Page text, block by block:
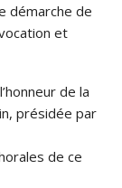
démarche de
et
de la
présidée par
de ce